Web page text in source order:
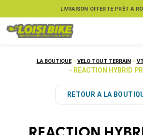
LIVRAISON OFFERTE PRÊT À
ASSUREZ VOTRE VÉLO CONTRE
LA BOUTIQUE - VELO TOUT TERRAIN -
- REACTION HYBRID
RETOUR A LA